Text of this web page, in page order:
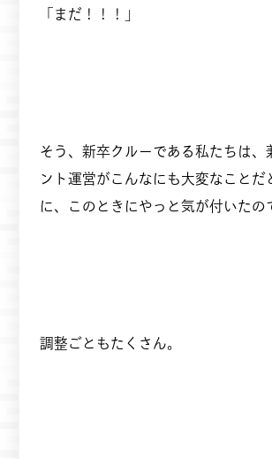
「まだ！！！」
そう、新卒クルーである私たちは、
ント運営がこんなにも大変なことだ
に、このときにやっと気が付いたの
調整ごともたくさん。